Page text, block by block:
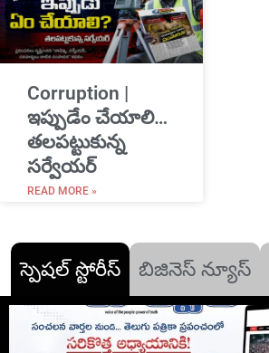
Corruption |
ఇప్పుడేం చేయాలి…
తలపట్టుకున్న
సర్వేయర్
READ MORE »
స్పెషల్ స్టోరీస్ బిజినెస్ న్యూస్